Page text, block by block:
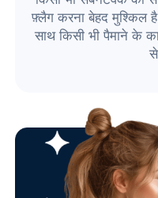
फ़्लैग करना बेहद मुश्किल
साथ किसी भी पैमाने के